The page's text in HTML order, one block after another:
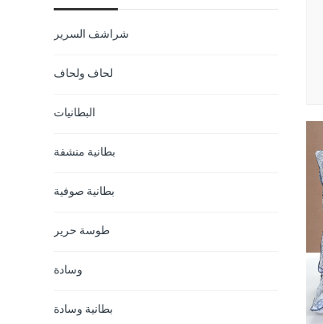
شراشف السرير
لحاف ولحاف
البطانيات
بطانية منشفة
بطانية صوفية
طوسة حرير
وسادة
بطانية وسادة